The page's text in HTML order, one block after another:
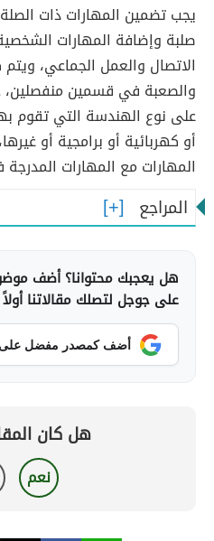
يجب تضمين المهارات ذات
صلبة وإضافة المهارات
الاتصال والعمل الجماعي، ويتم
والصعبة في قسمين منفصلين،
على نوع الهندسة التي تقوم
أو كهربائية أو برامجية أو
المهارات مع المهارات
المراجع
هل يعجبك محتوانا؟ أضف
على جوجل لتصلك مقالاتنا
أضف كمصدر مفضل على Google
هل كان
نعم